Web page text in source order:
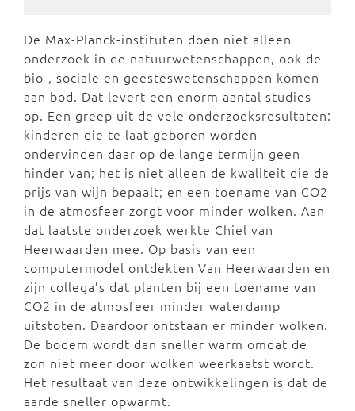
De Max-Planck-instituten doen niet alleen
onderzoek in de natuurwetenschappen, ook de
bio-, sociale en geesteswetenschappen komen
aan bod. Dat levert een enorm aantal studies
op. Een greep uit de vele onderzoeksresultaten:
kinderen die te laat geboren worden
ondervinden daar op de lange termijn geen
hinder van; het is niet alleen de kwaliteit die de
prijs van wijn bepaalt; en een toename van CO2
in de atmosfeer zorgt voor minder wolken. Aan
dat laatste onderzoek werkte Chiel van
Heerwaarden mee. Op basis van een
computermodel ontdekten Van Heerwaarden en
zijn collega’s dat planten bij een toename van
CO2 in de atmosfeer minder waterdamp
uitstoten. Daardoor ontstaan er minder wolken.
De bodem wordt dan sneller warm omdat de
zon niet meer door wolken weerkaatst wordt.
Het resultaat van deze ontwikkelingen is dat de
aarde sneller opwarmt.